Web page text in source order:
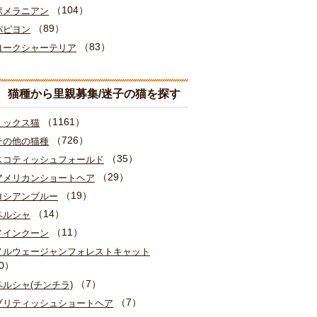
メラニアン （104）
ピヨン （89）
ークシャーテリア （83）
猫種から里親募集/迷子の猫を探す
ックス猫 （1161）
の他の猫種 （726）
コティッシュフォールド （35）
メリカンショートヘア （29）
シアンブルー （19）
ルシャ （14）
インクーン （11）
ルウェージャンフォレストキャット
ルシャ(チンチラ) （7）
リティッシュショートヘア （7）